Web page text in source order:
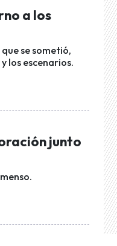
a los
se sometió,
los escenarios.
junto